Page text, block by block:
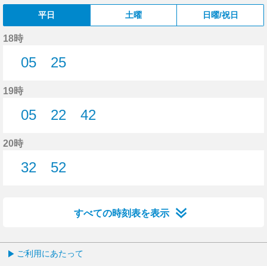
平日 土曜 日曜/祝日
18時
05
25
19時
05
22
42
20時
32
52
すべての時刻表を表示
ご利用にあたって